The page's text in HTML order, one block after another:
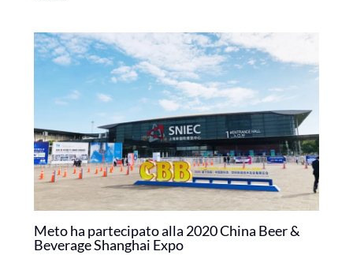
Meto ha partecipato alla 2020 China Beer &
Beverage Shanghai Expo